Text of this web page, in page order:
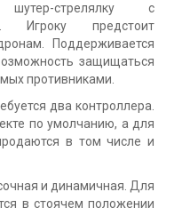
стрелялку с
Игроку предстоит
Поддерживается
защищаться
противниками.
два контроллера.
по умолчанию, а для
в том числе и
и динамичная. Для
в стоячем положении